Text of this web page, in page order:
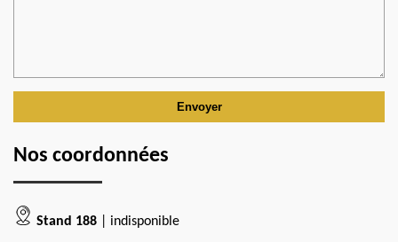
Nos coordonnées
Stand 188 | indisponible